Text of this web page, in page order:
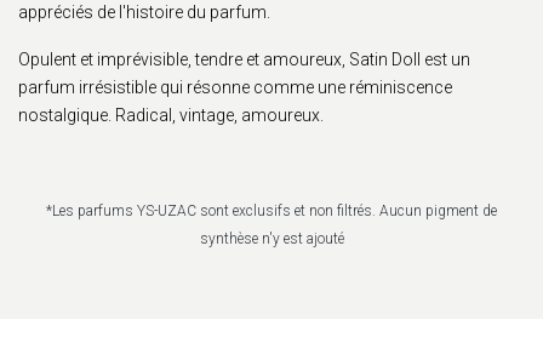
appréciés de l'histoire du parfum.
Opulent et imprévisible, tendre et amoureux, Satin Doll est un
parfum irrésistible qui résonne comme une réminiscence
nostalgique. Radical, vintage, amoureux.
*Les parfums YS-UZAC sont exclusifs et non filtrés. Aucun pigment de
synthèse n'y est ajouté